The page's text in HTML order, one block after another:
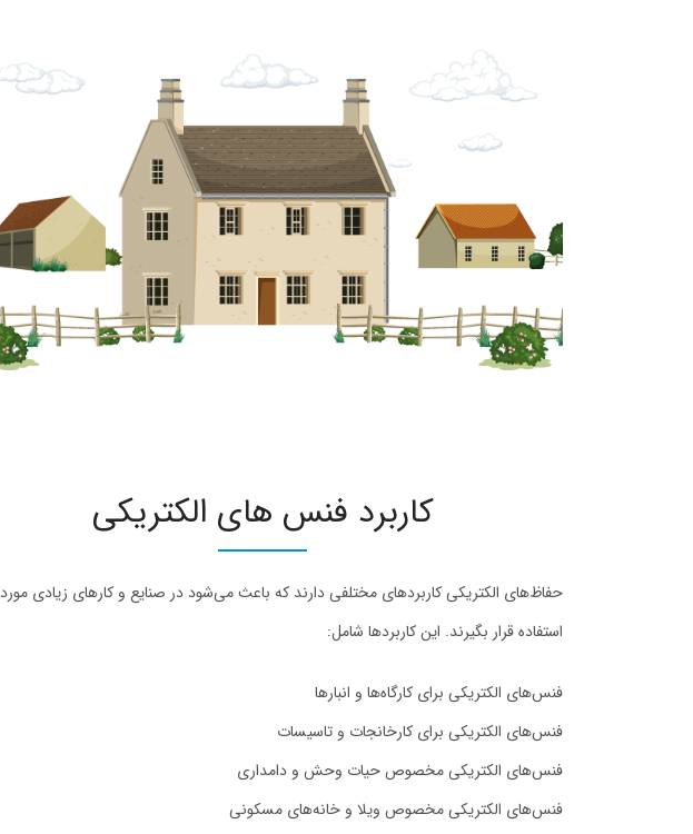
کاربرد فنس های الکتریکی
حفاظ‌های الکتریکی کاربردهای مختلفی دارند که باعث می‌شود در صنایع و کارهای زیادی مورد
استفاده قرار بگیرند. این کاربردها شامل:
فنس‌های الکتریکی برای کارگاه‌ها و انبارها
فنس‌های الکتریکی برای کارخانجات و تاسیسات
فنس‌های الکتریکی مخصوص حیات وحش و دامداری
فنس‌های الکتریکی مخصوص ویلا و خانه‌های مسکونی